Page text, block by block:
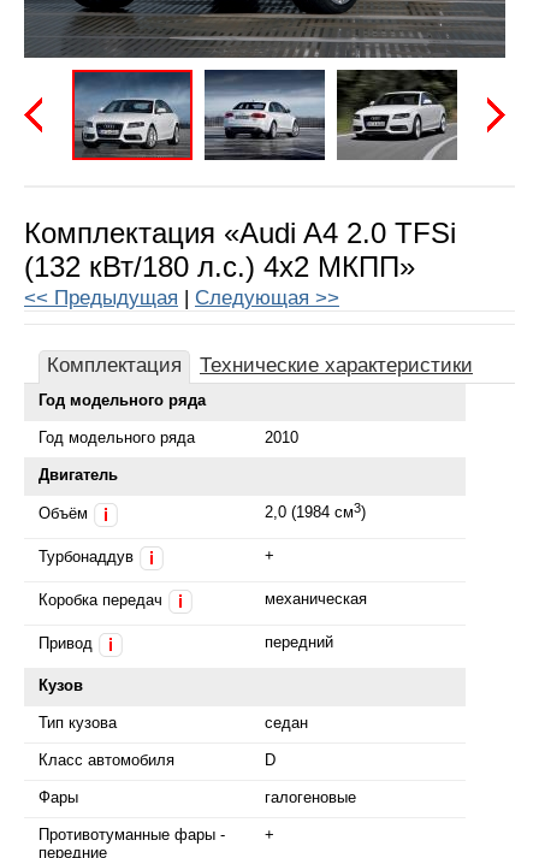
Комплектация «Audi A4 2.0 TFSi
(132 кВт/180 л.с.) 4x2 МКПП»
<< Предыдущая Следующая >>
Комплектация Технические характеристики
Год модельного ряда
Год модельного ряда 2010
Двигатель
Объём 2,0 (1984 см3)
Турбонаддув +
Коробка передач механическая
Привод передний
Кузов
Тип кузова седан
Класс автомобиля D
Фары галогеновые
Противотуманные фары -
передние
+